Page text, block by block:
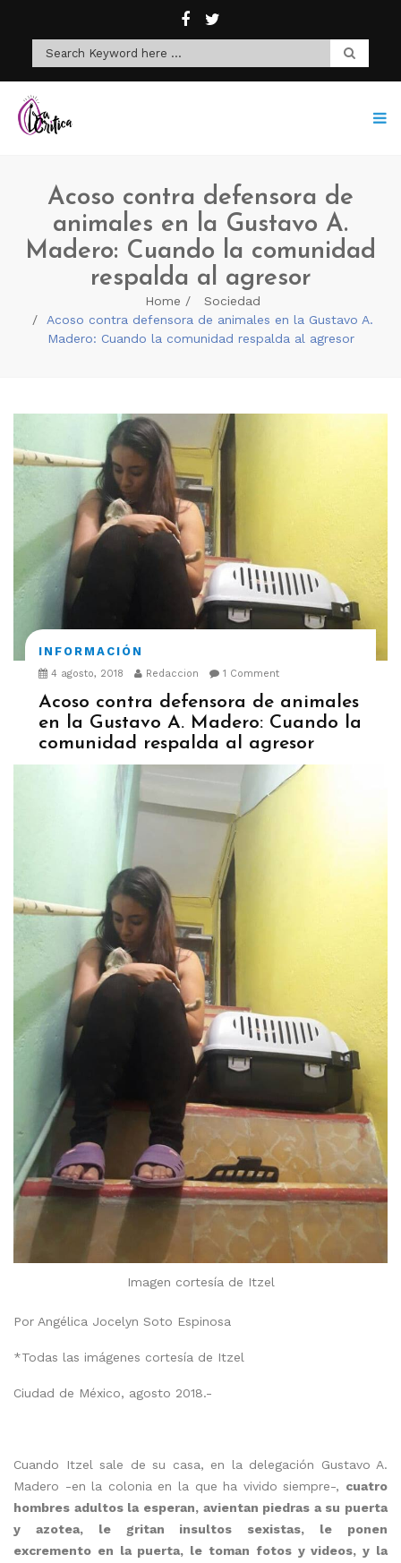
Acoso contra defensora de
animales en la Gustavo A.
Madero: Cuando la comunidad
respalda al agresor
Home
Sociedad
Acoso contra defensora de animales en la Gustavo A.
Madero: Cuando la comunidad respalda al agresor
INFORMACIÓN
4 agosto, 2018 Redaccion 1 Comment
Acoso contra defensora de animales
en la Gustavo A. Madero: Cuando la
comunidad respalda al agresor
Imagen cortesía de Itzel
Por Angélica Jocelyn Soto Espinosa
*Todas las imágenes cortesía de Itzel
Ciudad de México, agosto 2018.-
Cuando Itzel sale de su casa, en la delegación Gustavo A.
Madero -en la colonia en la que ha vivido siempre-, cuatro
hombres adultos la esperan, avientan piedras a su puerta
y azotea, le gritan insultos sexistas, le ponen
excremento en la puerta, le toman fotos y videos, y la